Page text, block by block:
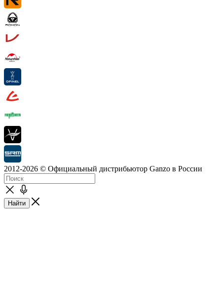
2012-2026 © Официальный дистрибьютор Ganzo в России
Найти